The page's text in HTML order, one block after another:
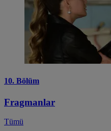
10. Bölüm
Fragmanlar
Tümü